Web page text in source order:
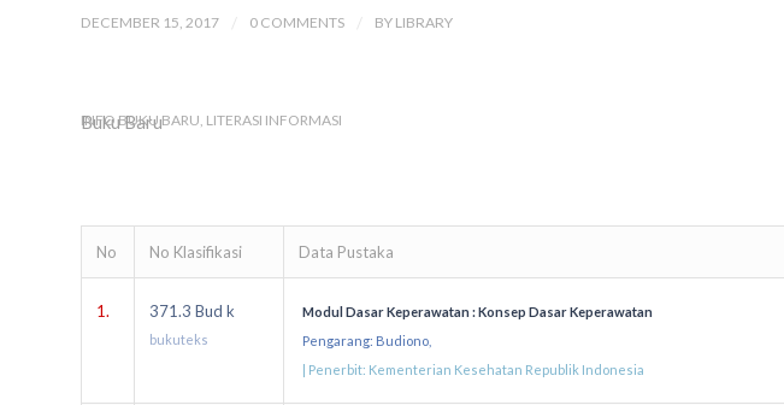
DECEMBER 15, 2017 0 COMMENTS BY LIBRARY
Buku Baru
INFO BUKU BARU, LITERASI INFORMASI
No No Klasifikasi Data Pustaka
1. 371.3 Bud k
bukuteks
Modul Dasar Keperawatan : Konsep Dasar Keperawatan
Pengarang: Budiono,
| Penerbit: Kementerian Kesehatan Republik Indonesia